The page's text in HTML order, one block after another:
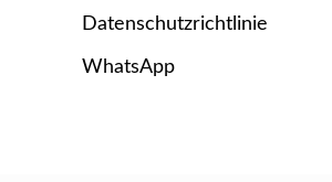
Datenschutzrichtlinie
WhatsApp